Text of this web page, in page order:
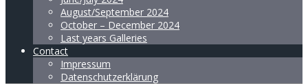
August/September 2024
October – December 2024
Last years Galleries
Contact
Impressum
Datenschutzerklärung